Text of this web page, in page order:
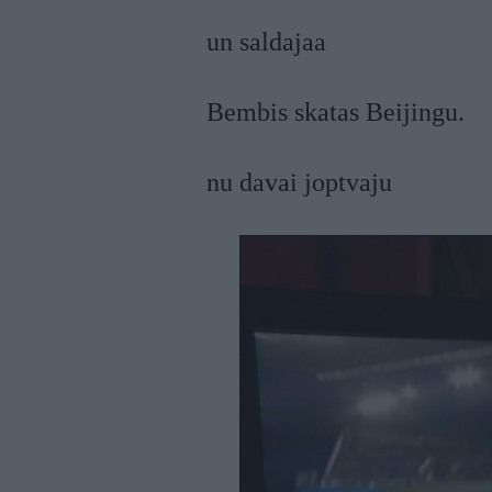
un saldajaa
Bembis skatas Beijingu.
nu davai joptvaju